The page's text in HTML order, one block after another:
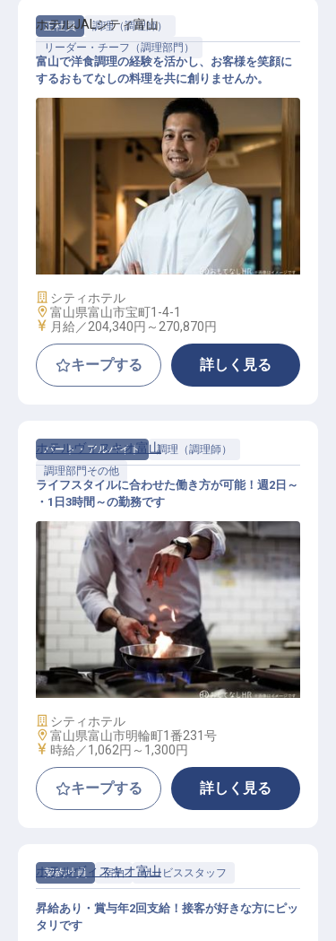
正社員
調理（調理師）
リーダー・チーフ（調理部門）
洋食調理リーダー候補
ホテルJALシティ富山
富山で洋食調理の経験を活かし、お客様を笑顔に
するおもてなしの料理を共に創りませんか。
施設業態
シティホテル
勤務地
富山県富山市宝町1-4-1
給与
月給／204,340円～ 270,870円
キープする 詳しく見る
パート・アルバイト
調理（調理師）
調理部門その他
調理職
ホテルヴィスキオ富山
ライフスタイルに合わせた働き方が可能！週2日～
・1日3時間～の勤務です
施設業態
シティホテル
勤務地
富山県富山市明輪町1番231号
給与
時給／1,062円～ 1,300円
キープする 詳しく見る
契約社員 宿泊 サービススタッフ
ホテルヴィスキオ富山
昇給あり・賞与年2回支給！接客が好きな方にピッ
タリです